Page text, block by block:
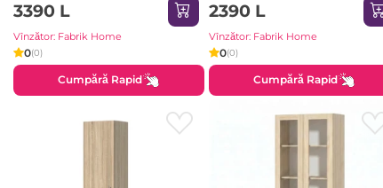
3390 L
Vînzător: Fabrik Home
0(0)
Cumpără Rapid
2390 L
Vînzător: Fabrik Home
0(0)
Cumpără Rapid